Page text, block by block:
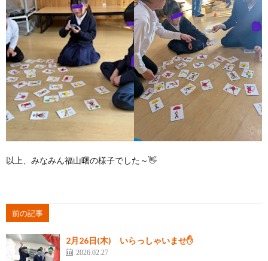
以上、みなみん福山曙の様子でした～👋
前の記事
2月26日(木) いらっしゃいませ✋
2026.02.27